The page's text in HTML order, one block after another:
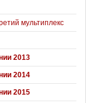
мультиплекс
2013
2014
2015